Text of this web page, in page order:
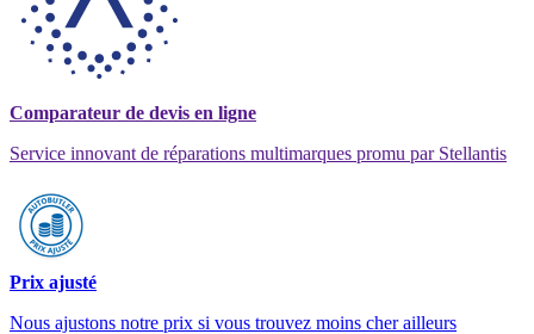
Comparateur de devis en ligne
Service innovant de réparations multimarques promu par Stellantis
Prix ajusté
Nous ajustons notre prix si vous trouvez moins cher ailleurs